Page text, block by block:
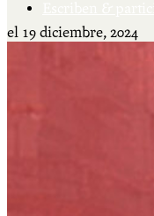
el 19 diciembre, 2024